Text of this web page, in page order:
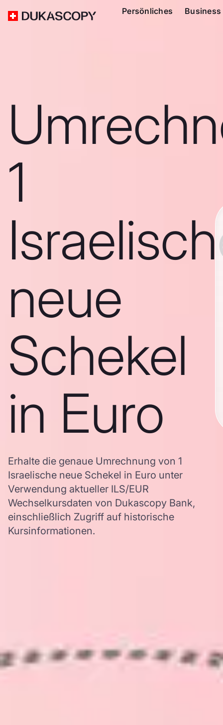
Persönliches Business
1
neue
Schekel
in Euro
Erhalte die genaue Umrechnung von 1
Israelische neue Schekel in Euro unter
Verwendung aktueller ILS/EUR
Wechselkursdaten von Dukascopy Bank,
einschließlich Zugriff auf historische
Kursinformationen.